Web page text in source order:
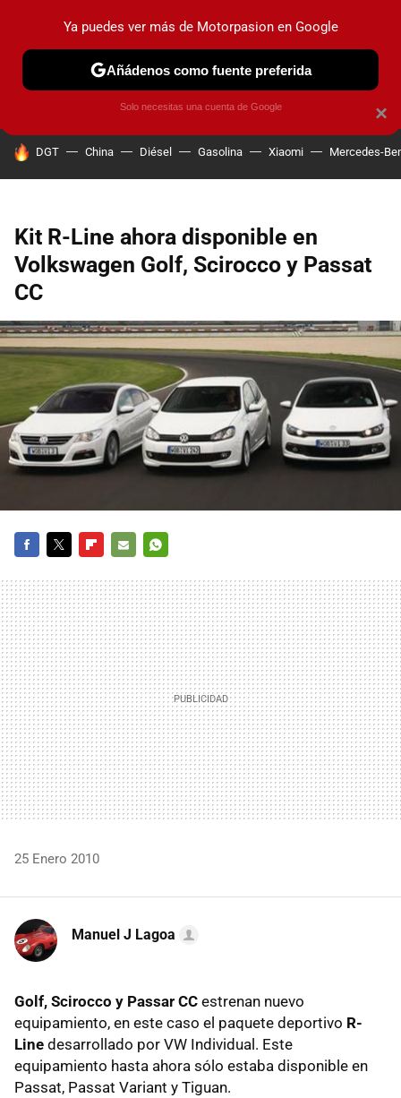
PRUEBAS COCHES ELÉCTRICOS OBSERVATORIO
HOY SE HABLA DE
DGT China Diésel Gasolina Xiaomi Mercedes-
Kit R-Line ahora disponible en
Volkswagen Golf, Scirocco y Passat
CC
MAIL
25 Enero 2010
Manuel J Lagoa
Golf, Scirocco y Passar CC estrenan nuevo
equipamiento, en este caso el paquete deportivo R-
Line desarrollado por VW Individual. Este
equipamiento hasta ahora sólo estaba disponible en
Passat, Passat Variant y Tiguan.
×
Ya puedes ver más de Motorpasion en Google
Añádenos como fuente preferida
Solo necesitas una cuenta de Google